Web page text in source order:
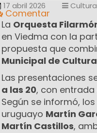
17 abril 2026 Cultura
Comentar
La Orquesta
en Viedma con la
propuesta que
Municipal de Cultura
Las presentaciones
a las 20, con entrada
Según se informó,
uruguayo Martín
Martín Castillos,